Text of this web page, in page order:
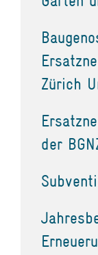
Zürich
der